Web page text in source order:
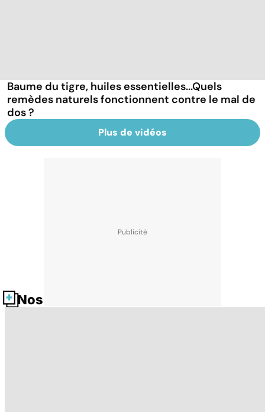
Baume du tigre, huiles essentielles...Quels
remèdes naturels fonctionnent contre le mal de
dos ?
Plus de vidéos
Nos fiches santé